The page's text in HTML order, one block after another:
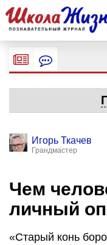
Игорь Ткачев
Грандмастер
Чем
личный
«Старый конь